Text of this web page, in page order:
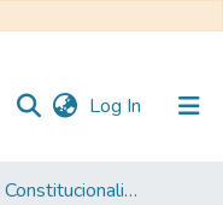
Log In (current)
Maestría en Constitucionalismo Contemporáneo y Gobernanza Local